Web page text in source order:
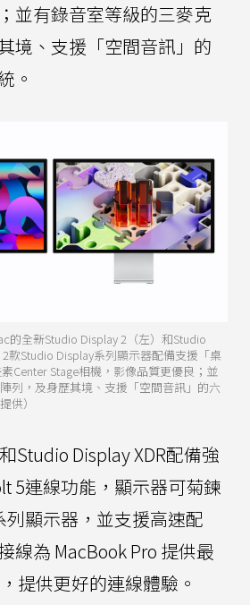
並有錄音室等級的三麥克
境、支援「空間音訊」的
。
的全新Studio Display 2（左）和Studio
2款Studio Display系列顯示器配備支援「桌
Center Stage相機，影像品質更優良；並
列，及身歷其境、支援「空間音訊」的六
供）
Studio Display XDR配備強
5連線功能，顯示器可菊鍊
列顯示器，並支援高速配
線為 MacBook Pro 提供最
提供更好的連線體驗。